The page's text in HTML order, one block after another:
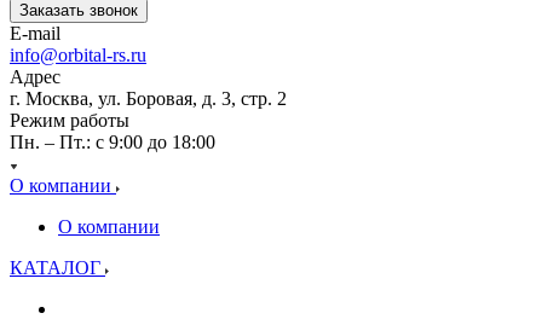
Заказать звонок
E-mail
info@orbital-rs.ru
Адрес
г. Москва, ул. Боровая, д. 3, стр. 2
Режим работы
Пн. – Пт.: с 9:00 до 18:00
О компании
О компании
КАТАЛОГ